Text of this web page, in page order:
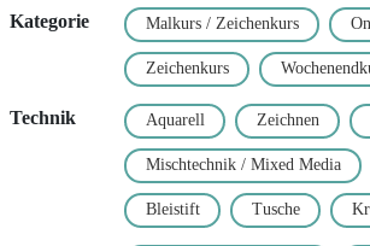
Kategorie Malkurs / Zeichenkurs
Zeichenkurs
Technik Aquarell Zeichnen
Mischtechnik / Mixed Media
Bleistift Tusche